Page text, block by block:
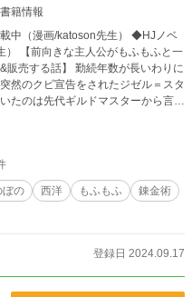
書籍情報
中（漫画/katoson先生） ◆HJノベ
一
販売する話】 勤続年数が長いわりに
然のクビ宣告をされたジゼル＝スタ
たのは先代ギルドマスターから言わ
。そんな主張も虚しく、渡されたの
宿先の宿屋に帰ったジゼルだった
てジゼルの表情が明るくなると、女
邪に効く飴、腰痛に効く飴、疲労回
はなく味もそれぞれ異なる。
ぼの 西洋 もふもふ
錬金術
登録日 2024.09.17